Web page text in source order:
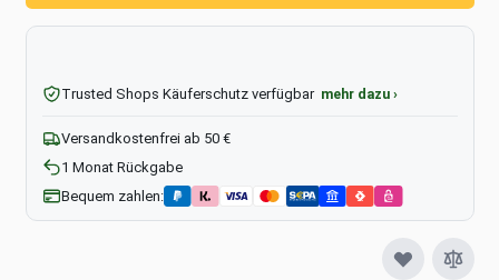
Trusted Shops Käuferschutz verfügbar mehr dazu ›
Versandkostenfrei ab 50 €
1 Monat Rückgabe
Bequem zahlen: